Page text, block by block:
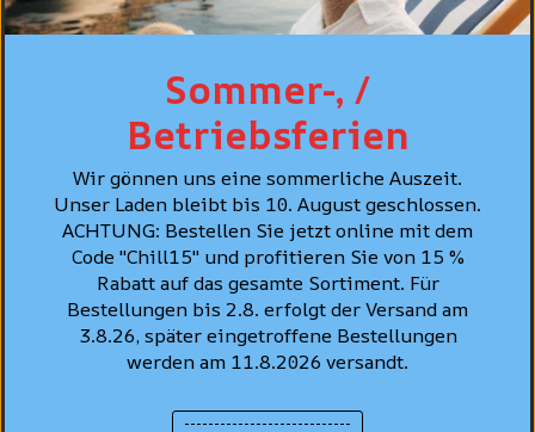
SOINS
CONSEIL PERSONNALISÉ
Sommer-, /
Betriebsferien
Wir gönnen uns eine sommerliche Auszeit.
Unser Laden bleibt bis 10. August geschlossen.
ACHTUNG: Bestellen Sie jetzt online mit dem
Code "Chill15" und profitieren Sie von 15 %
Rabatt auf das gesamte Sortiment. Für
Bestellungen bis 2.8. erfolgt der Versand am
3.8.26, später eingetroffene Bestellungen
werden am 11.8.2026 versandt.